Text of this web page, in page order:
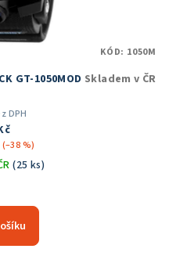
GT-1050MOD Skladem v ČR
DPH
(–38 %)
(25 ks)
KÓD: 1050M